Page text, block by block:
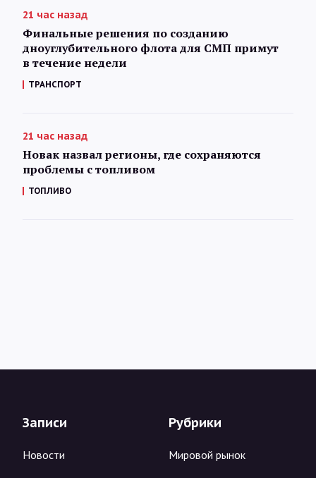
21 час назад
Финальные решения по созданию
дноуглубительного флота для СМП примут
в течение недели
ТРАНСПОРТ
21 час назад
Новак назвал регионы, где сохраняются
проблемы с топливом
ТОПЛИВО
Записи
Новости
Рубрики
Мировой рынок